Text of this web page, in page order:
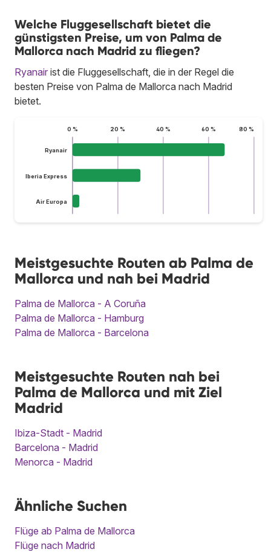
Welche Fluggesellschaft bietet die
günstigsten Preise, um von Palma de
Mallorca nach Madrid zu fliegen?
Ryanair ist die Fluggesellschaft, die in der Regel die
besten Preise von Palma de Mallorca nach Madrid
bietet.
0 % 20 % 40 % 60 % 80 %
Ryanair
Iberia Express
Air Europa
Meistgesuchte Routen ab Palma de
Mallorca und nah bei Madrid
Palma de Mallorca - A Coruña
Palma de Mallorca - Hamburg
Palma de Mallorca - Barcelona
Meistgesuchte Routen nah bei
Palma de Mallorca und mit Ziel
Madrid
Ibiza-Stadt - Madrid
Barcelona - Madrid
Menorca - Madrid
Ähnliche Suchen
Flüge ab Palma de Mallorca
Flüge nach Madrid